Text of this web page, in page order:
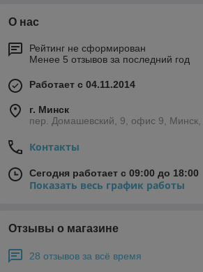
О нас
Рейтинг не сформирован
Менее 5 отзывов за последний год
Работает с 04.11.2014
г. Минск
пер. Домашевский, 9, офис 9, Минск,
Контакты
Сегодня работает с 09:00 до 18:00
Показать весь график работы
Отзывы о магазине
28 отзывов за всё время